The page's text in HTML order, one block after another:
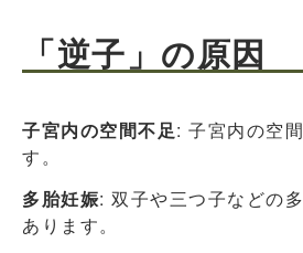
「逆子」の原因
子宮内の空間不足: 子宮内の空
す。
多胎妊娠: 双子や三つ子などの
あります。